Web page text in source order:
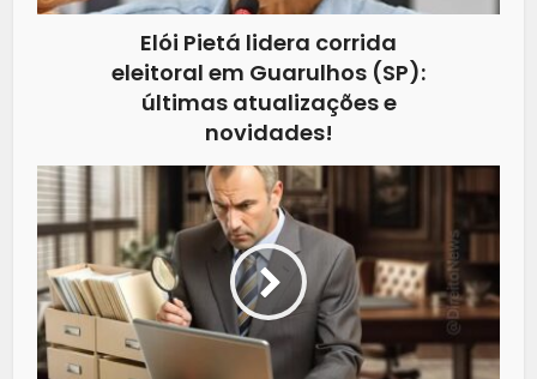
Elói Pietá lidera corrida
eleitoral em Guarulhos (SP):
últimas atualizações e
novidades!